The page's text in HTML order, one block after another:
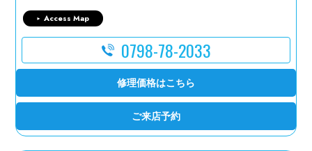
Access Map
0798-78-2033
修理価格はこちら
ご来店予約